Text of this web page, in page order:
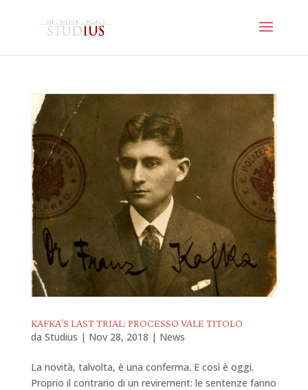
KAFKA’S LAST TRIAL: PROCESSO VALE TITOLO
da Studius | Nov 28, 2018 | News
La novità, talvolta, è una conferma. E così è oggi.
Proprio il contrario di un revirement: le sentenze fanno